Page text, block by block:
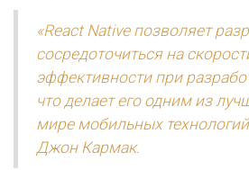
«React Native позволяет
сосредоточиться на
эффективности при
что делает его одним из
мире мобильных
Джон Кармак.